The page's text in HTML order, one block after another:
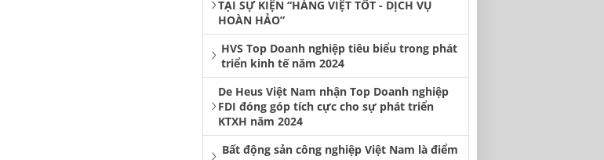
TẠI SỰ KIỆN “HÀNG VIỆT TỐT - DỊCH VỤ
HOÀN HẢO”
HVS Top Doanh nghiệp tiêu biểu trong phát
triển kinh tế năm 2024
De Heus Việt Nam nhận Top Doanh nghiệp
FDI đóng góp tích cực cho sự phát triển
KTXH năm 2024
Bất động sản công nghiệp Việt Nam là điểm